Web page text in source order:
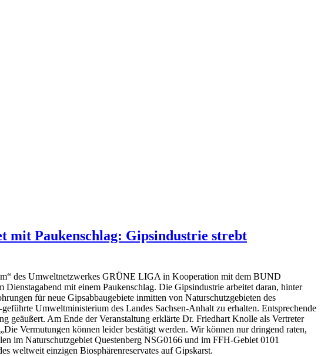
mit Paukenschlag: Gipsindustrie strebt
des Umweltnetzwerkes GRÜNE LIGA in Kooperation mit dem BUND
mit einem Paukenschlag. Die Gipsindustrie arbeitet daran, hinter
für neue Gipsabbaugebiete inmitten von Naturschutzgebieten des
Umweltministerium des Landes Sachsen-Anhalt zu erhalten. Entsprechende
geäußert. Am Ende der Veranstaltung erklärte Dr. Friedhart Knolle als Vertreter
Vermutungen können leider bestätigt werden. Wir können nur dringend raten,
im Naturschutzgebiet Questenberg NSG0166 und im FFH-Gebiet 0101
weltweit einzigen Biosphärenreservates auf Gipskarst.